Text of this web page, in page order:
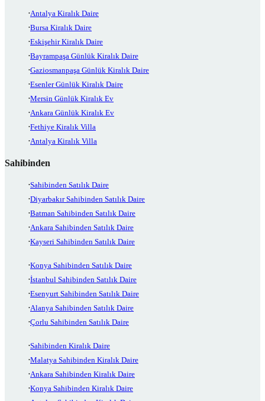
Antalya Kiralık Daire
Bursa Kiralık Daire
Eskişehir Kiralık Daire
Bayrampaşa Günlük Kiralık Daire
Gaziosmanpaşa Günlük Kiralık Daire
Esenler Günlük Kiralık Daire
Mersin Günlük Kiralık Ev
Ankara Günlük Kiralık Ev
Fethiye Kiralık Villa
Antalya Kiralık Villa
Sahibinden
Sahibinden Satılık Daire
Diyarbakır Sahibinden Satılık Daire
Batman Sahibinden Satılık Daire
Ankara Sahibinden Satılık Daire
Kayseri Sahibinden Satılık Daire
Konya Sahibinden Satılık Daire
İstanbul Sahibinden Satılık Daire
Esenyurt Sahibinden Satılık Daire
Alanya Sahibinden Satılık Daire
Çorlu Sahibinden Satılık Daire
Sahibinden Kiralık Daire
Malatya Sahibinden Kiralık Daire
Ankara Sahibinden Kiralık Daire
Konya Sahibinden Kiralık Daire